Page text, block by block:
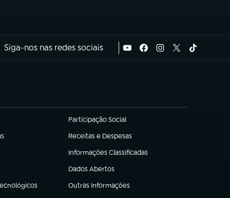
Siga-nos nas redes sociais
Participação Social
(abre em nova aba)
Receitas e Despesas
(abre em nova aba)
Informações Classificadas
(abre em nova aba)
Dados Abertos
(abre em nova aba)
Outras Informações
(abre em nova aba)